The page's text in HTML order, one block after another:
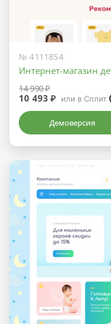
№ 4111854
Интернет-магазин
14 990 ₽
10 493 ₽ или в Сплит
Демоверсия